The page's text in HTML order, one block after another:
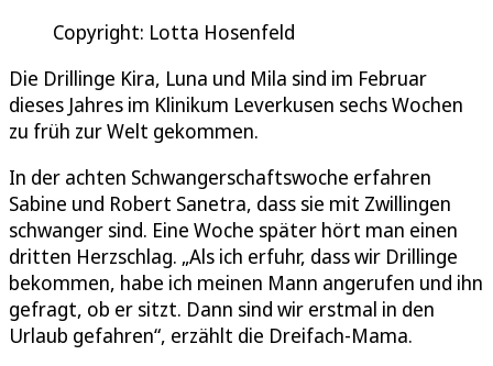
Copyright: Lotta Hosenfeld
Die Drillinge Kira, Luna und Mila sind im Februar
dieses Jahres im Klinikum Leverkusen sechs Wochen
zu früh zur Welt gekommen.
In der achten Schwangerschaftswoche erfahren
Sabine und Robert Sanetra, dass sie mit Zwillingen
schwanger sind. Eine Woche später hört man einen
dritten Herzschlag. „Als ich erfuhr, dass wir Drillinge
bekommen, habe ich meinen Mann angerufen und ihn
gefragt, ob er sitzt. Dann sind wir erstmal in den
Urlaub gefahren“, erzählt die Dreifach-Mama.